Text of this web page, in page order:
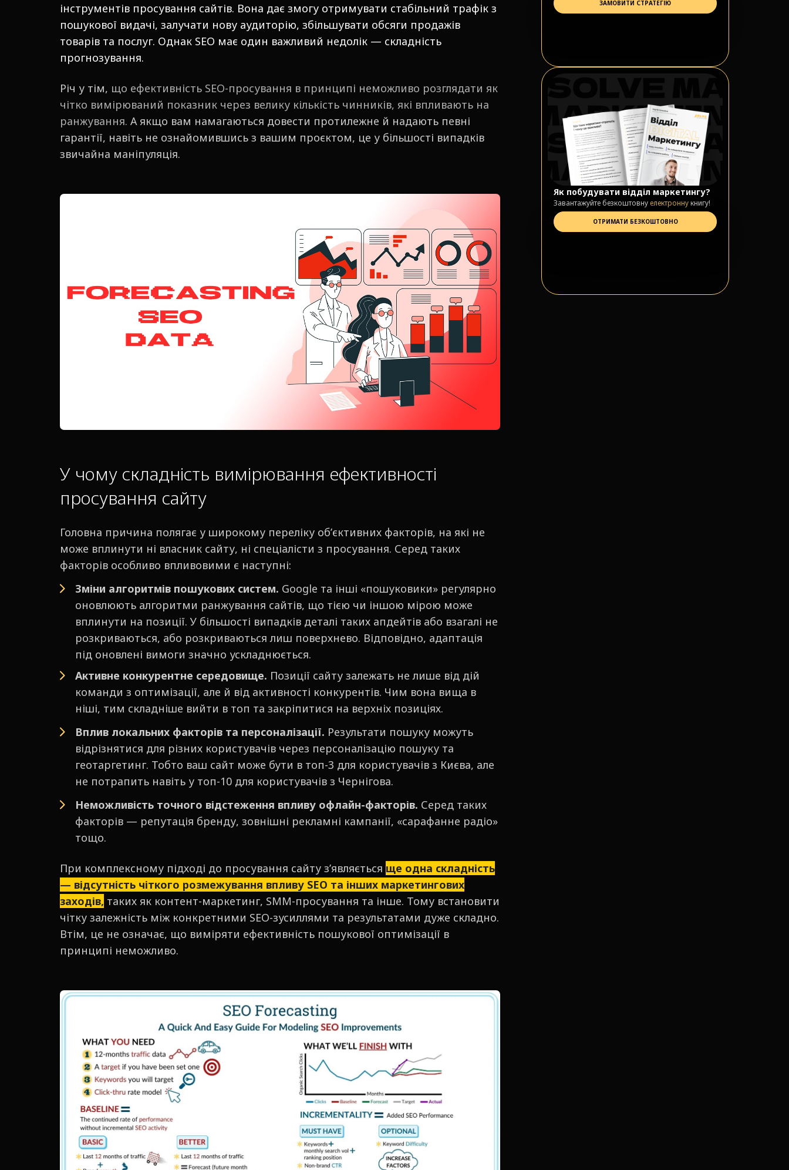
інструментів просування сайтів. Вона дає змогу отримувати стабільний трафік з
пошукової видачі, залучати нову аудиторію, збільшувати обсяги продажів
товарів та послуг. Однак SEO має один важливий недолік — складність
прогнозування.
Річ у тім, що ефективність SEO-просування в принципі неможливо розглядати як
чітко вимірюваний показник через велику кількість чинників, які впливають на
ранжування. А якщо вам намагаються довести протилежне й надають певні
гарантії, навіть не ознайомившись з вашим проєктом, це у більшості випадків
звичайна маніпуляція.
У чому складність вимірювання ефективності
просування сайту
Головна причина полягає у широкому переліку обʼєктивних факторів, на які не
може вплинути ні власник сайту, ні спеціалісти з просування. Серед таких
факторів особливо впливовими є наступні:
Зміни алгоритмів пошукових систем. Google та інші «пошуковики» регулярно
оновлюють алгоритми ранжування сайтів, що тією чи іншою мірою може
вплинути на позиції. У більшості випадків деталі таких апдейтів або взагалі не
розкриваються, або розкриваються лиш поверхнево. Відповідно, адаптація
під оновлені вимоги значно ускладнюється.
Активне конкурентне середовище. Позиції сайту залежать не лише від дій
команди з оптимізації, але й від активності конкурентів. Чим вона вища в
ніші, тим складніше вийти в топ та закріпитися на верхніх позиціях.
Вплив локальних факторів та персоналізації. Результати пошуку можуть
відрізнятися для різних користувачів через персоналізацію пошуку та
геотаргетинг. Тобто ваш сайт може бути в топ-3 для користувачів з Києва, але
не потрапить навіть у топ-10 для користувачів з Чернігова.
Неможливість точного відстеження впливу офлайн-факторів. Серед таких
факторів — репутація бренду, зовнішні рекламні кампанії, «сарафанне радіо»
тощо.
При комплексному підході до просування сайту зʼявляється ще одна складність
— відсутність чіткого розмежування впливу SEO та інших маркетингових
заходів, таких як контент-маркетинг, SMM-просування та інше. Тому встановити
чітку залежність між конкретними SEO-зусиллями та результатами дуже складно.
Втім, це не означає, що виміряти ефективність пошукової оптимізації в
принципі неможливо.
Як побудувати відділ маркетингу?
Завантажуйте безкоштовну електроннукнигу!
ОТРИМАТИ БЕЗКОШТОВНО
ЗАМОВИТИ СТРАТЕГІЮ